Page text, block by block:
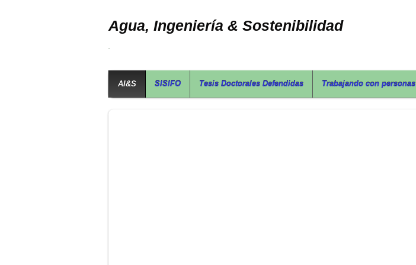
Agua, Ingeniería & Sostenibilidad
AI&S SISIFO Tesis Doctorales Defendidas Trabajando con personas